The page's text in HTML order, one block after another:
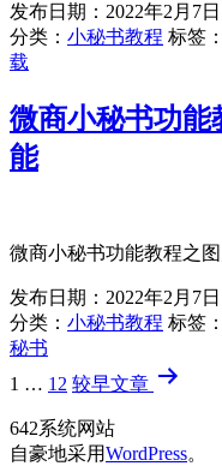
发布日期： 2022年2月7日
分类： 小秘书教程 标签：
载
微商小秘书功
能
微商小秘书功能教程之
发布日期： 2022年2月7日
分类： 小秘书教程 标签：
秘书
文
章
分
1 … 12 较早文章
642系统网站
自豪地采用WordPress。